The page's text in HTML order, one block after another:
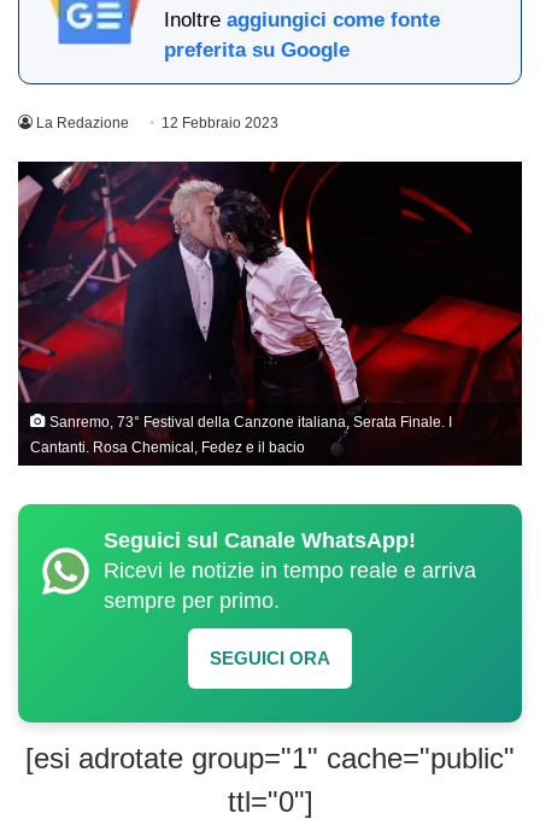
Inoltreaggiungici come fonte
preferita su Google
La Redazione 12 Febbraio 2023
Sanremo, 73° Festival della Canzone italiana, Serata Finale. I
Cantanti. Rosa Chemical, Fedez e il bacio
Seguici sul Canale WhatsApp!
Ricevi le notizie in tempo reale e arriva
sempre per primo.
SEGUICI ORA
[esi adrotate group="1" cache="public"
ttl="0"]